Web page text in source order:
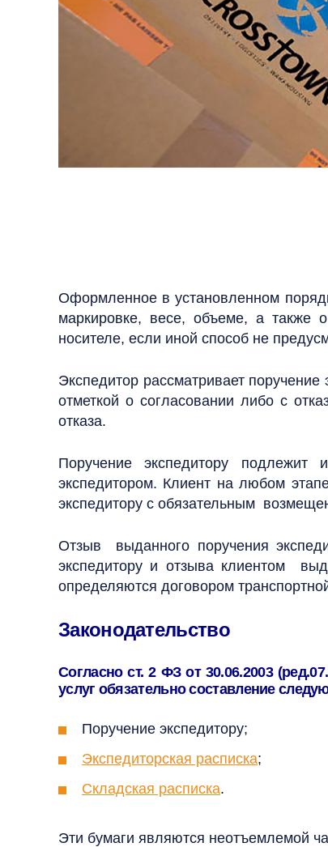
Оформленное в установленном
маркировке, весе, объеме, а также
носителе, если иной способ не
Экспедитор рассматривает
отметкой о согласовании либо с
отказа.
Поручение экспедитору
экспедитором. Клиент на любом
экспедитору с обязательным
Отзыв выданного поручения
экспедитору и отзыва клиентом
определяются договором
Законодательство
Согласно ст. 2 ФЗ от 30.06.2003
услуг обязательно составление
Поручение экспедитору;
Экспедиторская расписка;
Складская расписка.
Эти бумаги являются неотъемлемой